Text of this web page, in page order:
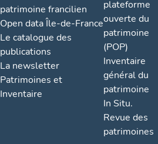
patrimoine francilien
Open data Île-de-France
Le catalogue des
publications
La newsletter
Patrimoines et
Inventaire
plateforme
ouverte du
patrimoine
(POP)
Inventaire
général du
patrimoine
In Situ.
Revue des
patrimoines